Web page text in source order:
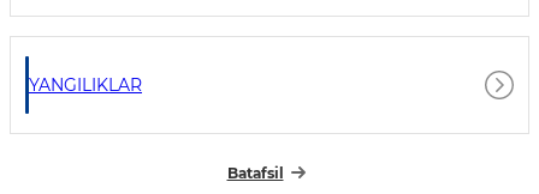
YANGILIKLAR
Batafsil